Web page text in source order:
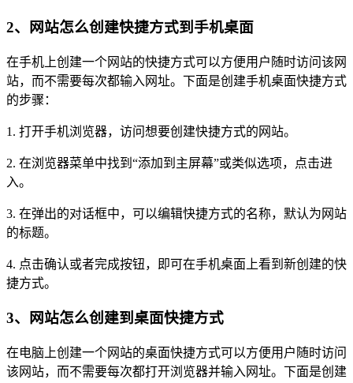
2、网站怎么创建快捷方式到手机桌面
在手机上创建一个网站的快捷方式可以方便用户随时访问该网
站，而不需要每次都输入网址。下面是创建手机桌面快捷方式
的步骤：
1. 打开手机浏览器，访问想要创建快捷方式的网站。
2. 在浏览器菜单中找到“添加到主屏幕”或类似选项，点击进
入。
3. 在弹出的对话框中，可以编辑快捷方式的名称，默认为网站
的标题。
4. 点击确认或者完成按钮，即可在手机桌面上看到新创建的快
捷方式。
3、网站怎么创建到桌面快捷方式
在电脑上创建一个网站的桌面快捷方式可以方便用户随时访问
该网站，而不需要每次都打开浏览器并输入网址。下面是创建